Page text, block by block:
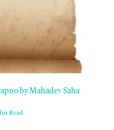
by Mahadev Saha
Read